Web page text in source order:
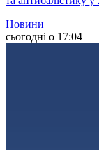
Новини
сьогодні о 17:04